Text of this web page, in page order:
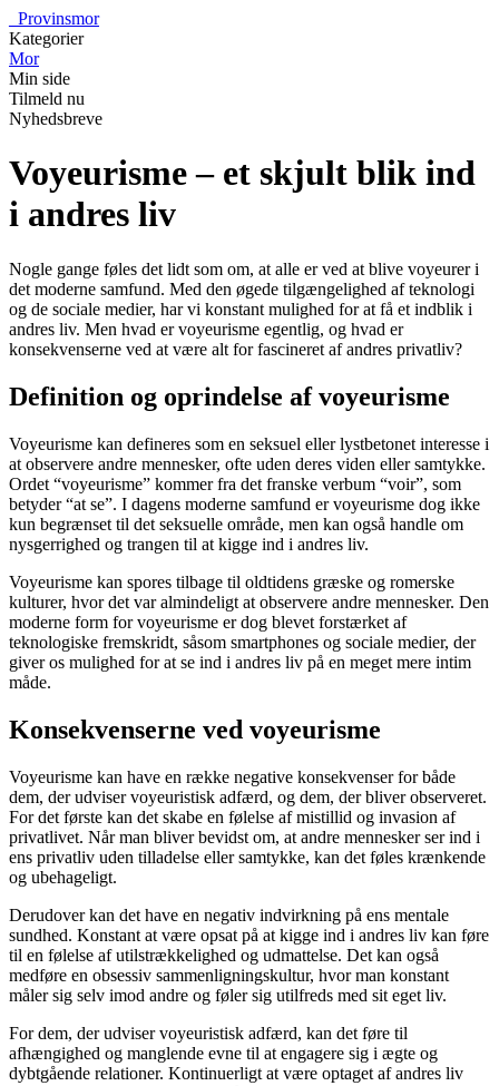
Provinsmor
Kategorier
Mor
Min side
Tilmeld nu
Nyhedsbreve
Voyeurisme – et skjult blik ind
i andres liv
Nogle gange føles det lidt som om, at alle er ved at blive voyeurer i
det moderne samfund. Med den øgede tilgængelighed af teknologi
og de sociale medier, har vi konstant mulighed for at få et indblik i
andres liv. Men hvad er voyeurisme egentlig, og hvad er
konsekvenserne ved at være alt for fascineret af andres privatliv?
Definition og oprindelse af voyeurisme
Voyeurisme kan defineres som en seksuel eller lystbetonet interesse i
at observere andre mennesker, ofte uden deres viden eller samtykke.
Ordet “voyeurisme” kommer fra det franske verbum “voir”, som
betyder “at se”. I dagens moderne samfund er voyeurisme dog ikke
kun begrænset til det seksuelle område, men kan også handle om
nysgerrighed og trangen til at kigge ind i andres liv.
Voyeurisme kan spores tilbage til oldtidens græske og romerske
kulturer, hvor det var almindeligt at observere andre mennesker. Den
moderne form for voyeurisme er dog blevet forstærket af
teknologiske fremskridt, såsom smartphones og sociale medier, der
giver os mulighed for at se ind i andres liv på en meget mere intim
måde.
Konsekvenserne ved voyeurisme
Voyeurisme kan have en række negative konsekvenser for både
dem, der udviser voyeuristisk adfærd, og dem, der bliver observeret.
For det første kan det skabe en følelse af mistillid og invasion af
privatlivet. Når man bliver bevidst om, at andre mennesker ser ind i
ens privatliv uden tilladelse eller samtykke, kan det føles krænkende
og ubehageligt.
Derudover kan det have en negativ indvirkning på ens mentale
sundhed. Konstant at være opsat på at kigge ind i andres liv kan føre
til en følelse af utilstrækkelighed og udmattelse. Det kan også
medføre en obsessiv sammenligningskultur, hvor man konstant
måler sig selv imod andre og føler sig utilfreds med sit eget liv.
For dem, der udviser voyeuristisk adfærd, kan det føre til
afhængighed og manglende evne til at engagere sig i ægte og
dybtgående relationer. Kontinuerligt at være optaget af andres liv